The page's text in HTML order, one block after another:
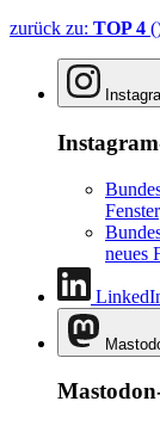
zurück zu: TOP 4
neues